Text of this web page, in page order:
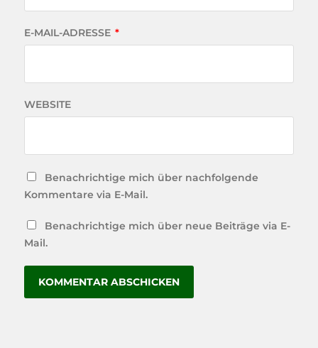
E-MAIL-ADRESSE *
WEBSITE
Benachrichtige mich über nachfolgende
Kommentare via E-Mail.
Benachrichtige mich über neue Beiträge via E-
Mail.